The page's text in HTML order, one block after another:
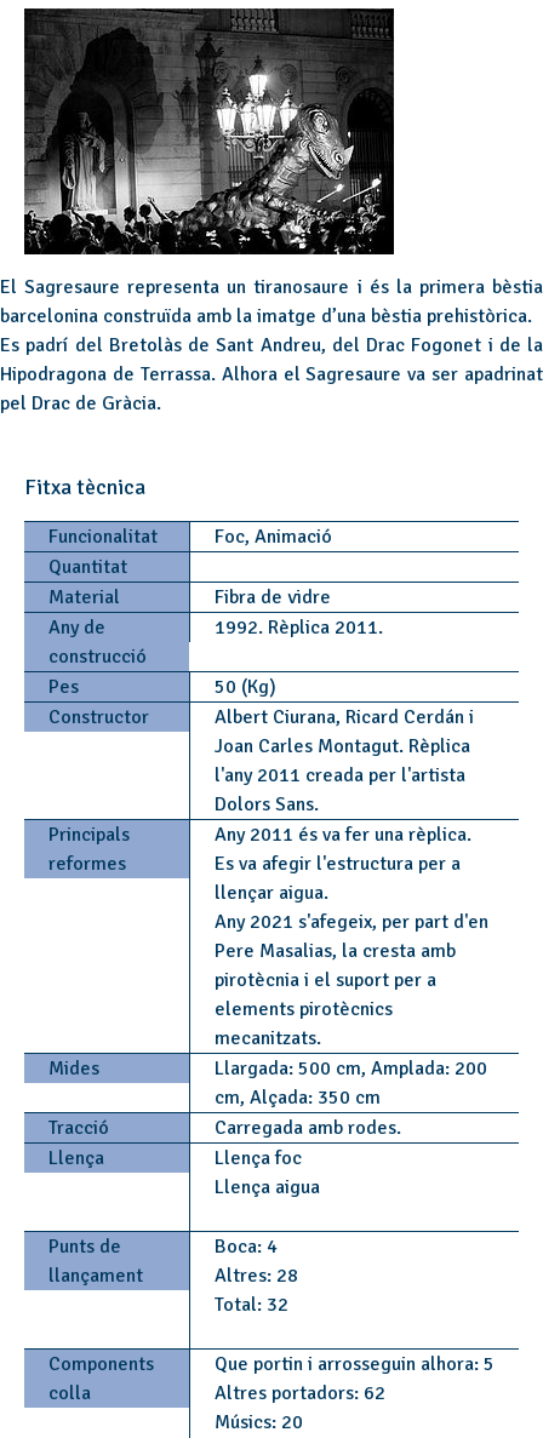
El Sagresaure representa un tiranosaure i és la primera bèstia
barcelonina construïda amb la imatge d’una bèstia prehistòrica.
Es padrí del Bretolàs de Sant Andreu, del Drac Fogonet i de la
Hipodragona de Terrassa. Alhora el Sagresaure va ser apadrinat
pel Drac de Gràcia.
Fitxa tècnica
Funcionalitat
Foc, Animació
Quantitat
Material
Fibra de vidre
Any de
construcció
1992. Rèplica 2011.
Pes
50 (Kg)
Constructor
Albert Ciurana, Ricard Cerdán i
Joan Carles Montagut. Rèplica
l'any 2011 creada per l'artista
Dolors Sans.
Principals
reformes
Any 2011 és va fer una rèplica.
Es va afegir l'estructura per a
llençar aigua.
Any 2021 s'afegeix, per part d'en
Pere Masalias, la cresta amb
pirotècnia i el suport per a
elements pirotècnics
mecanitzats.
Mides
Llargada: 500 cm, Amplada: 200
cm, Alçada: 350 cm
Tracció
Carregada amb rodes.
Llença
Llença foc
Llença aigua
Punts de
llançament
Boca: 4
Altres: 28
Total: 32
Components
colla
Que portin i arrosseguin alhora: 5
Altres portadors: 62
Músics: 20